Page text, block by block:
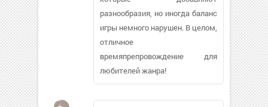
разнообразия, но иногда баланс
игры немного нарушен. В целом,
отличное
времяпрепровождение для
любителей жанра!